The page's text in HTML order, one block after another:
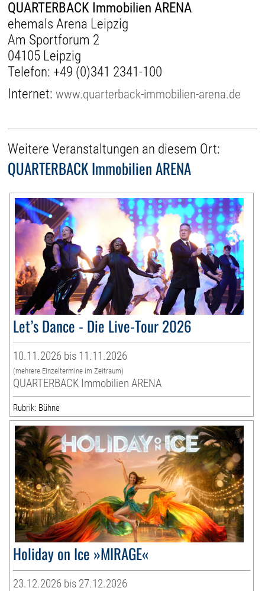
QUARTERBACK Immobilien ARENA
ehemals Arena Leipzig
Am Sportforum 2
04105 Leipzig
Telefon: +49 (0)341 2341-100
Internet:www.quarterback-immobilien-arena.de
Weitere Veranstaltungen an diesem Ort:
QUARTERBACK Immobilien ARENA
Let’s Dance - Die Live-Tour 2026
10.11.2026 bis 11.11.2026
(mehrere Einzeltermine im Zeitraum)
QUARTERBACK Immobilien ARENA
Rubrik: Bühne
Holiday on Ice »MIRAGE«
23.12.2026 bis 27.12.2026